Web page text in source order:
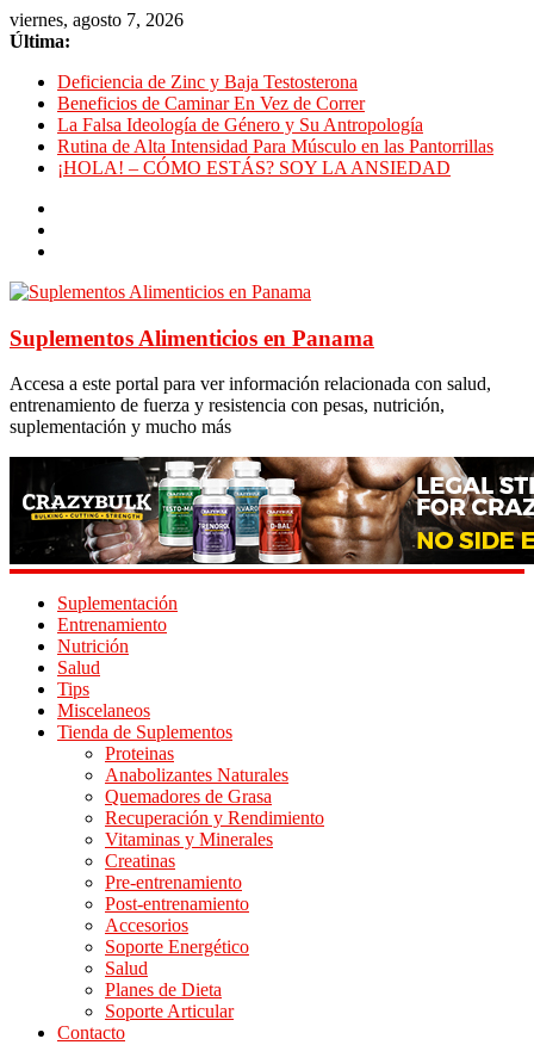
viernes, agosto 7, 2026
Última:
Deficiencia de Zinc y Baja Testosterona
Beneficios de Caminar En Vez de Correr
La Falsa Ideología de Género y Su Antropología
Rutina de Alta Intensidad Para Músculo en las Pantorrillas
¡HOLA! – CÓMO ESTÁS? SOY LA ANSIEDAD
Suplementos Alimenticios en Panama
Accesa a este portal para ver información relacionada con salud,
entrenamiento de fuerza y resistencia con pesas, nutrición,
suplementación y mucho más
Suplementación
Entrenamiento
Nutrición
Salud
Tips
Miscelaneos
Tienda de Suplementos
Proteinas
Anabolizantes Naturales
Quemadores de Grasa
Recuperación y Rendimiento
Vitaminas y Minerales
Creatinas
Pre-entrenamiento
Post-entrenamiento
Accesorios
Soporte Energético
Salud
Planes de Dieta
Soporte Articular
Contacto